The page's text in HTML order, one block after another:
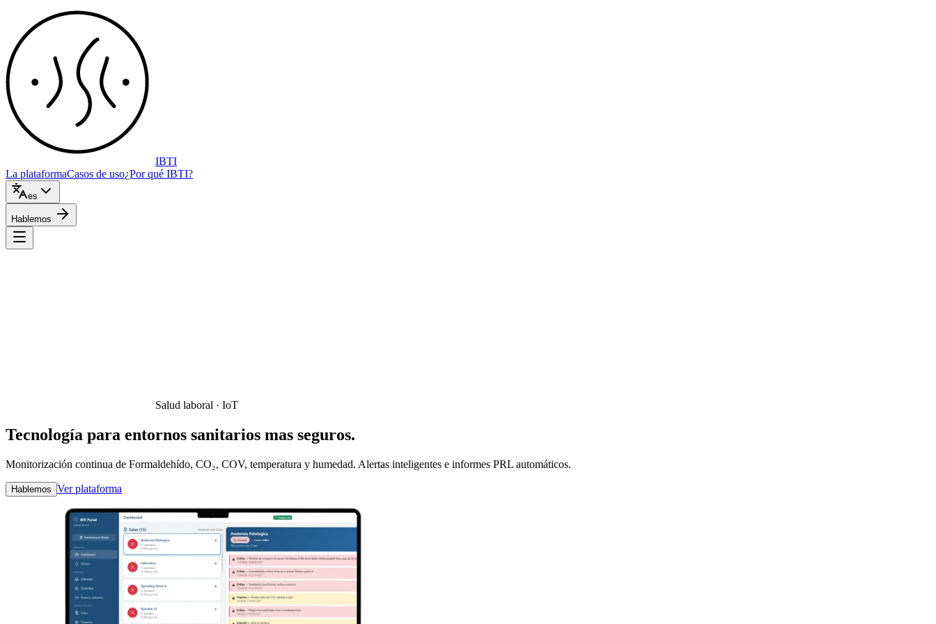
IBTI
La plataformaCasos de uso¿Por qué IBTI?
es
Hablemos
Salud laboral · IoT
Tecnología para entornos sanitarios mas seguros.
Monitorización continua de Formaldehído, CO₂, COV, temperatura y humedad. Alertas inteligentes e informes PRL automáticos.
Hablemos Ver plataforma